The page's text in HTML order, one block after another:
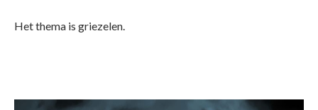
Het thema is griezelen.